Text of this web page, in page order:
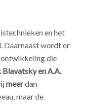
en het
Daarnaast wordt er
ontwikkeling die
Blavatsky en A.A.
meerdan
maar de